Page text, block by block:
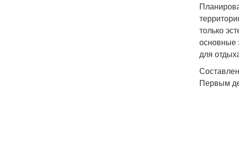
только
основные
для
Первым